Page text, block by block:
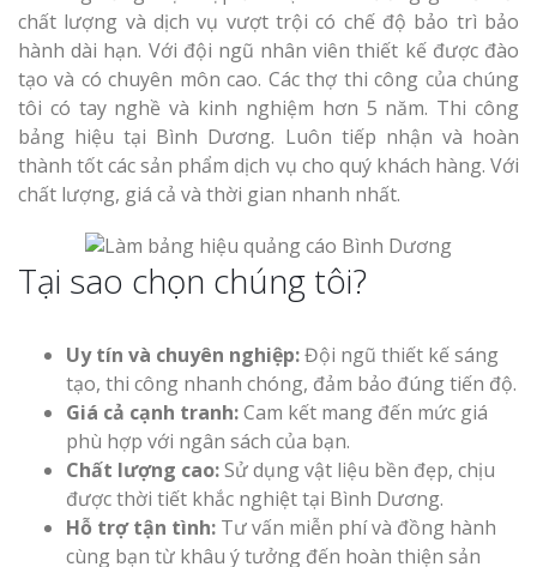
chất lượng và dịch vụ vượt trội có chế độ bảo trì bảo
hành dài hạn. Với đội ngũ nhân viên thiết kế được đào
tạo và có chuyên môn cao. Các thợ thi công của chúng
tôi có tay nghề và kinh nghiệm hơn 5 năm. Thi công
bảng hiệu tại Bình Dương. Luôn tiếp nhận và hoàn
thành tốt các sản phẩm dịch vụ cho quý khách hàng. Với
chất lượng, giá cả và thời gian nhanh nhất.
Tại sao chọn chúng tôi?
Uy tín và chuyên nghiệp:Đội ngũ thiết kế sáng
tạo, thi công nhanh chóng, đảm bảo đúng tiến độ.
Giá cả cạnh tranh:Cam kết mang đến mức giá
phù hợp với ngân sách của bạn.
Chất lượng cao:Sử dụng vật liệu bền đẹp, chịu
được thời tiết khắc nghiệt tại Bình Dương.
Hỗ trợ tận tình: Tư vấn miễn phí và đồng hành
cùng bạn từ khâu ý tưởng đến hoàn thiện sản
Top 10 Mẫu
Hiệu Shop
Nghệ An Đẹp
Làm Hộp
Mỏng Nghệ
Hút